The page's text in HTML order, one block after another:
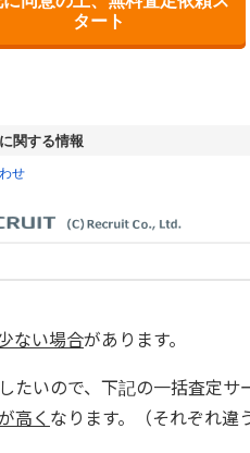
ない場合があります。
たいので、下記の一括査定サ
高く なります。（それぞれ違